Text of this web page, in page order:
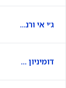
ג׳י אי ורנובה
דומיניון אנרג'י